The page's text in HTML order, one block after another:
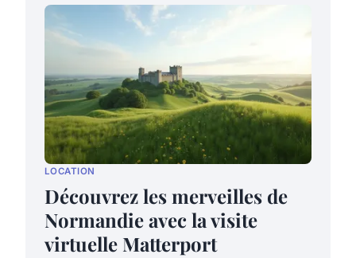
LOCATION
Découvrez les merveilles de
Normandie avec la visite
virtuelle Matterport